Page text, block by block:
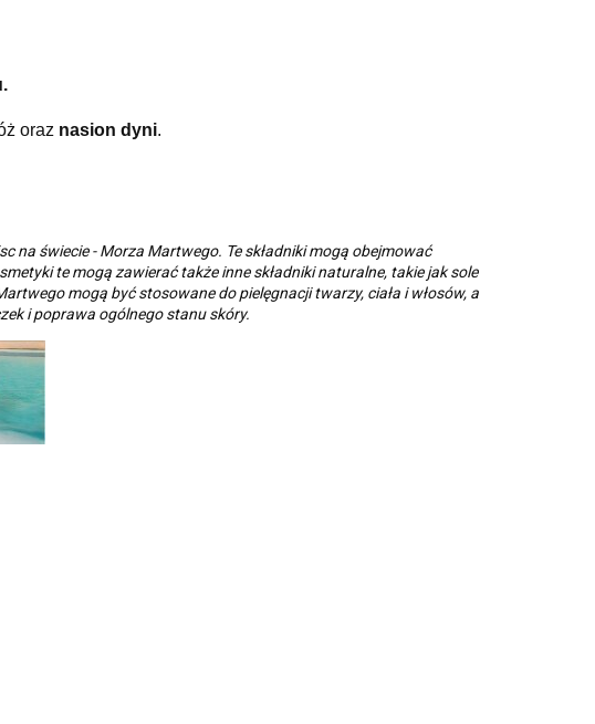
oraz nasion dyni.
na świecie - Morza Martwego. Te składniki mogą obejmować
te mogą zawierać także inne składniki naturalne, takie jak sole
mogą być stosowane do pielęgnacji twarzy, ciała i włosów, a
i poprawa ogólnego stanu skóry.